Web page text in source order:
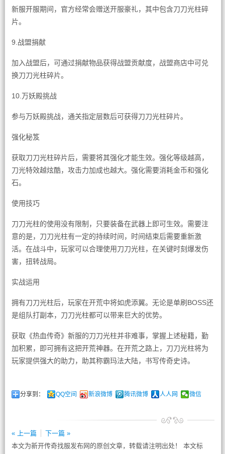
新服开服期间，官方经常会赠送开服豪礼，其中包含刀刀光柱碎
片。
9.战盟捐献
加入战盟后，可通过捐献物品获得战盟贡献度，战盟商店中可兑
换刀刀光柱碎片。
10.万妖殿挑战
参与万妖殿挑战，通关指定层数后可获得刀刀光柱碎片。
强化秘笈
获取刀刀光柱碎片后，需要将其强化才能生效。强化等级越高，
刀光特效越炫酷，攻击力加成也越大。强化需要消耗金币和强化
石。
使用技巧
刀刀光柱的使用没有限制，只要装备在武器上即可生效。需要注
意的是，刀刀光柱有一定的持续时间，时间结束后需要重新激
活。在战斗中，玩家可以合理使用刀刀光柱，在关键时刻爆发伤
害，扭转战局。
实战运用
拥有刀刀光柱后，玩家在开荒中将如虎添翼。无论是单刷BOSS还
是组队打副本，刀刀光柱都可以带来巨大的优势。
获取《热血传奇》新服的刀刀光柱并非难事，掌握上述秘籍，勤
加积累，即可拥有这把开荒神器。在开荒之路上，刀刀光柱将为
玩家提供强大的助力，助其称霸玛法大陆，书写传奇史诗。
分享到： QQ空间 新浪微博 腾讯微博 人人网 微信
« 上一篇
下一篇 »
本文为新开传奇找服发布网的原创文章，转载请注明出处！ 本文标